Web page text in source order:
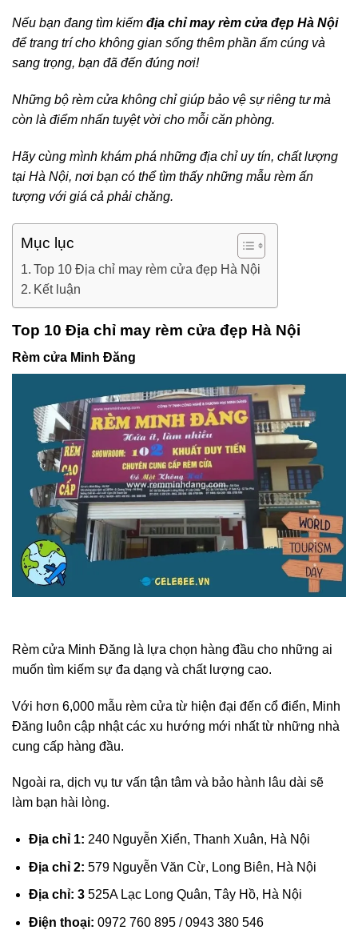
Nếu bạn đang tìm kiếm địa chỉ may rèm cửa đẹp Hà Nội
để trang trí cho không gian sống thêm phần ấm cúng và
sang trọng, bạn đã đến đúng nơi!
Những bộ rèm cửa không chỉ giúp bảo vệ sự riêng tư mà
còn là điểm nhấn tuyệt vời cho mỗi căn phòng.
Hãy cùng mình khám phá những địa chỉ uy tín, chất lượng
tại Hà Nội, nơi bạn có thể tìm thấy những mẫu rèm ấn
tượng với giá cả phải chăng.
Mục lục
Top 10 Địa chỉ may rèm cửa đẹp Hà Nội
Kết luận
Top 10 Địa chỉ may rèm cửa đẹp Hà Nội
Rèm cửa Minh Đăng
Rèm cửa Minh Đăng là lựa chọn hàng đầu cho những ai
muốn tìm kiếm sự đa dạng và chất lượng cao.
Với hơn 6,000 mẫu rèm cửa từ hiện đại đến cổ điển, Minh
Đăng luôn cập nhật các xu hướng mới nhất từ những nhà
cung cấp hàng đầu.
Ngoài ra, dịch vụ tư vấn tận tâm và bảo hành lâu dài sẽ
làm bạn hài lòng.
Địa chỉ 1: 240 Nguyễn Xiển, Thanh Xuân, Hà Nội
Địa chỉ 2: 579 Nguyễn Văn Cừ, Long Biên, Hà Nội
Địa chỉ: 3 525A Lạc Long Quân, Tây Hồ, Hà Nội
Điện thoại: 0972 760 895 / 0943 380 546